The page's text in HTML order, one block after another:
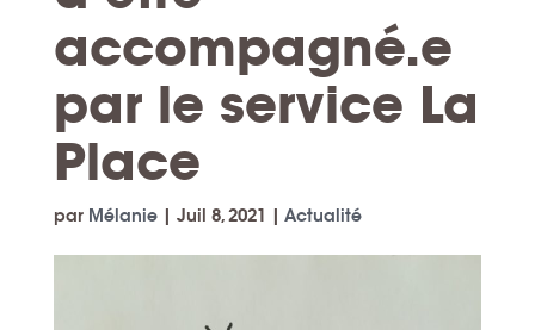
accompagné.e
par le service La
Place
par Mélanie| Juil 8, 2021 | Actualité